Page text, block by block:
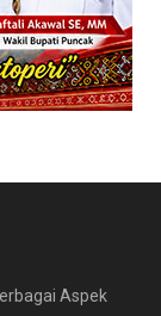
Aspek